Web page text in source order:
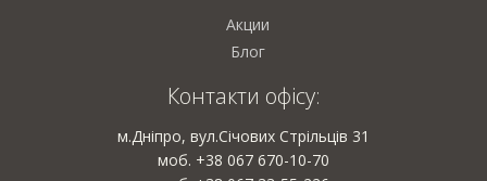
Акции
Блог
Контакти офісу:
м.Дніпро, вул.Січових Стрільців 31
моб. +38 067 670-10-70